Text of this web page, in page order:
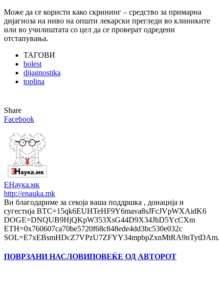
Може да се користи како скрининг – средство за примарна
дијагноза на ниво на општи лекарски прегледи во клиниките
или во училиштата со цел да се проверат одредени
отстапувања.
ТАГОВИ
bolest
dijagnostika
toplina
Share
Facebook
ЕНаука.мк
http://enauka.mk
Ви благодариме за секоја ваша поддршка , донација и
сугестија BTC=15qk6EUHTeHF9Y6mava8sJFcJVpWXAidK6
DOGE=DNQUB9HjQKpW353XsG44D9X34JhD5YcCXm
ETH=0x760607ca70be5720f68c848ede4dd3bc530e032c
ПОВРЗАНИ НАСЛОВИПОВЕЌЕ ОД АВТОРОТ